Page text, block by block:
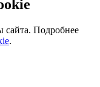
сайта. Подробнее
.